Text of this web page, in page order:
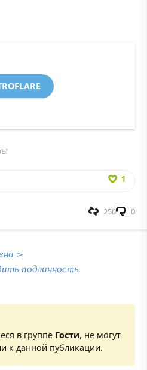
1
0
250
>
подлинность
в группе Гости, не могут
к данной публикации.